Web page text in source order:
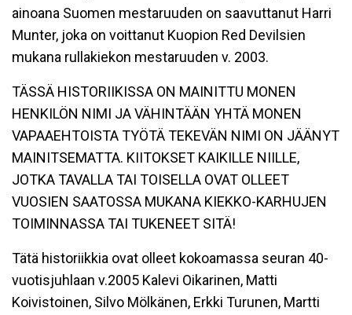
ainoana Suomen mestaruuden on saavuttanut Harri
Munter, joka on voittanut Kuopion Red Devilsien
mukana rullakiekon mestaruuden v. 2003.
TÄSSÄ HISTORIIKISSA ON MAINITTU MONEN
HENKILÖN NIMI JA VÄHINTÄÄN YHTÄ MONEN
VAPAAEHTOISTA TYÖTÄ TEKEVÄN NIMI ON JÄÄNYT
MAINITSEMATTA. KIITOKSET KAIKILLE NIILLE,
JOTKA TAVALLA TAI TOISELLA OVAT OLLEET
VUOSIEN SAATOSSA MUKANA KIEKKO-KARHUJEN
TOIMINNASSA TAI TUKENEET SITÄ!
Tätä historiikkia ovat olleet kokoamassa seuran 40-
vuotisjuhlaan v.2005 Kalevi Oikarinen, Matti
Koivistoinen, Silvo Mölkänen, Erkki Turunen, Martti